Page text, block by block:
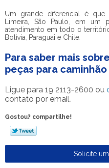
Um grande diferencial é
Limeira, São Paulo, em
atendimento em todo o
Bolívia, Paraguai e Chile.
Para saber mais
peças para caminhão
Ligue para 19 2113-2600 ou
contato por email.
Gostou? compartilhe!
Solicite